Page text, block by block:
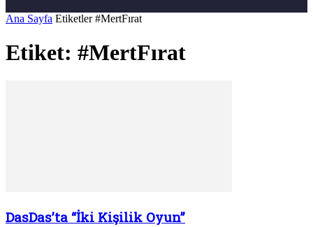
Ana Sayfa Etiketler #MertFırat
Etiket: #MertFırat
DasDas’ta “İki Kişilik Oyun”